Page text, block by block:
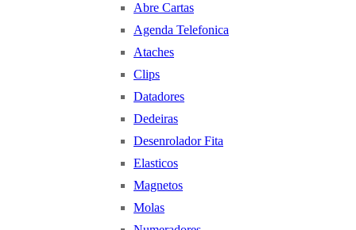
Abre Cartas
Agenda Telefonica
Ataches
Clips
Datadores
Dedeiras
Desenrolador Fita
Elasticos
Magnetos
Molas